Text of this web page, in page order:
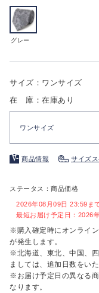
グレー
サイズ：ワンサイズ
在 庫：在庫あり
ワンサイズ
商品情報 サイズス
ステータス：商品価格
2026年08月09日 23:59ま
最短お届け予定日：2026
※購入確定時にオンライ
が発生します。
※北海道、東北、中国、
ましては、追加日数をいた
※お届け予定日の異なる
なります。